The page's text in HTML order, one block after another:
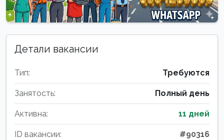
Детали вакансии
Тип: Требуются
Занятость: Полный день
Активна: 11 дней
ID вакансии: #90316